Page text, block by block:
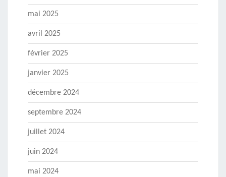
mai 2025
avril 2025
février 2025
janvier 2025
décembre 2024
septembre 2024
juillet 2024
juin 2024
mai 2024